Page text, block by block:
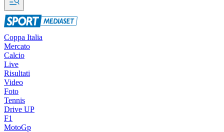
Coppa Italia
Mercato
Calcio
Live
Risultati
Video
Foto
Tennis
Drive UP
F1
MotoGp